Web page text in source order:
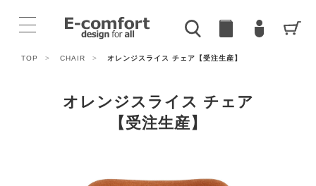
TOP > CHAIR > オレンジスライス チェア【受注生産】
オレンジスライス チェア
【受注生産】